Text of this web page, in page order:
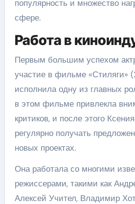
популярность и множество
сфере.
Работа в
Первым большим успехом
участие в фильме «Стиляги»
исполнила одну из главных
в этом фильме привлекла
критиков, и после этого
регулярно получать
новых проектах.
Она работала со многими
режиссерами, такими как
Алексей Учител, Владимир